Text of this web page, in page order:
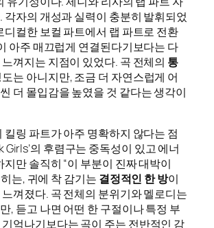
각자의 개성과 실력이 충분히 발휘되었
디컬한 보컬 파트에서 랩 파트로 전환
아주 매끄럽게 연결된다기보다는 다
껴지는 지점이 있었다. 곡 전체의 통
는 아니지만, 조금 더 자연스럽게 어
더 몰입감을 높였을 것 같다는 생각이
킬링 파트가 아주 명확하지 않다는 점
Girls’의 후렴구는 중독성이 있고 에너
지만 솔직히 “이 부분이 진짜 대박이
는, 귀에 착 감기는 결정적인 한 방이
껴졌다. 곡 전체의 분위기와 멜로디는
, 듣고 나면 어떤 한 구절이나 특정 부
억나기보다는 곡이 주는 전반적인 감